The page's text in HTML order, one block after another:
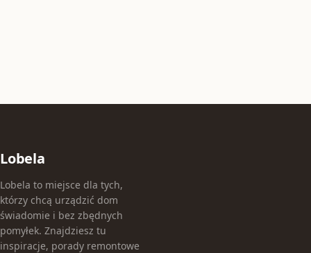
Lobela
Lobela to miejsce dla tych,
którzy chcą urządzić dom
świadomie i bez zbędnych
pomyłek. Znajdziesz tu
inspiracje, porady remontowe